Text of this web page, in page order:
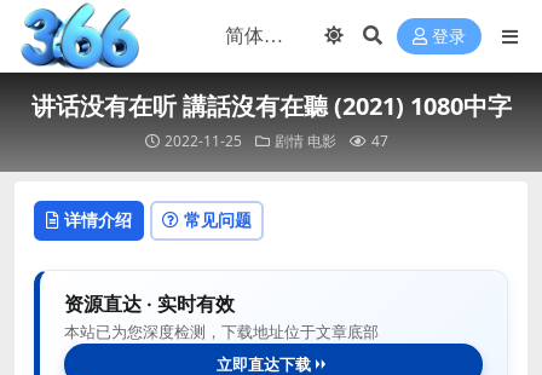
登录
讲话没有在听 講話沒有在聽 (2021) 1080中字
2022-11-25 剧情 电影 47
详情介绍 常见问题
资源直达 · 实时有效
本站已为您深度检测，下载地址位于文章底部
立即直达下载